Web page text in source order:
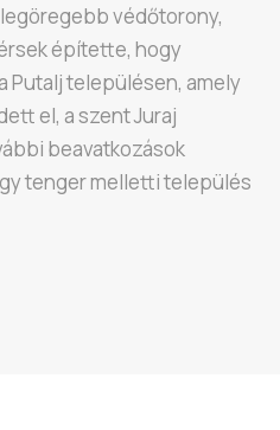
védőtorony,
építette, hogy
Putalj településen, amely
el, a szent Juraj
beavatkozások
tenger melletti település